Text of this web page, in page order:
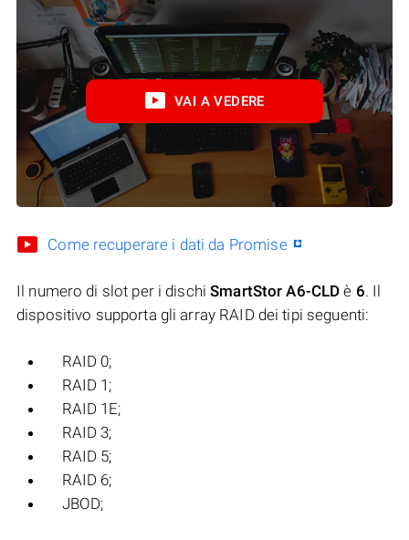
VAI A VEDERE
Come recuperare i dati da Promise
Il numero di slot per i dischiSmartStor A6-CLD è 6. Il
dispositivo supporta gli array RAID dei tipi seguenti:
RAID 0;
RAID 1;
RAID 1E;
RAID 3;
RAID 5;
RAID 6;
JBOD;